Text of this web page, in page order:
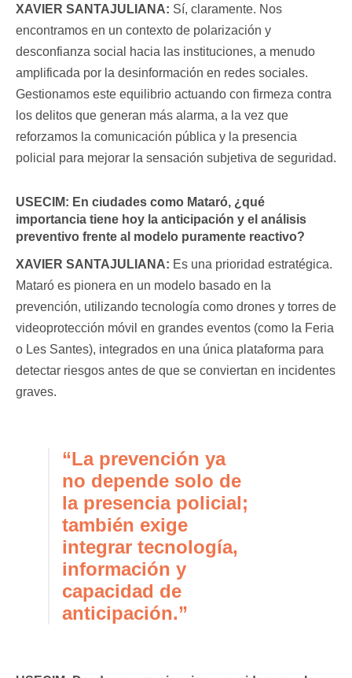
XAVIER SANTAJULIANA: Sí, claramente. Nos
encontramos en un contexto de polarización y
desconfianza social hacia las instituciones, a menudo
amplificada por la desinformación en redes sociales.
Gestionamos este equilibrio actuando con firmeza contra
los delitos que generan más alarma, a la vez que
reforzamos la comunicación pública y la presencia
policial para mejorar la sensación subjetiva de seguridad.
USECIM: En ciudades como Mataró, ¿qué
importancia tiene hoy la anticipación y el análisis
preventivo frente al modelo puramente reactivo?
XAVIER SANTAJULIANA: Es una prioridad estratégica.
Mataró es pionera en un modelo basado en la
prevención, utilizando tecnología como drones y torres de
videoprotección móvil en grandes eventos (como la Feria
o Les Santes), integrados en una única plataforma para
detectar riesgos antes de que se conviertan en incidentes
graves.
“La prevención ya
no depende solo de
la presencia policial;
también exige
integrar tecnología,
información y
capacidad de
anticipación.”